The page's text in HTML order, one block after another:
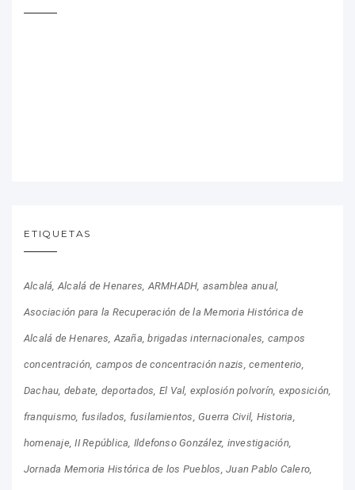
ETIQUETAS
Alcalá Alcalá de Henares ARMHADH asamblea anual
Asociación para la Recuperación de la Memoria Histórica de
Alcalá de Henares Azaña brigadas internacionales campos
concentración campos de concentración nazis cementerio
Dachau debate deportados El Val explosión polvorín exposición
franquismo fusilados fusilamientos Guerra Civil Historia
homenaje II República Ildefonso González investigación
Jornada Memoria Histórica de los Pueblos Juan Pablo Calero